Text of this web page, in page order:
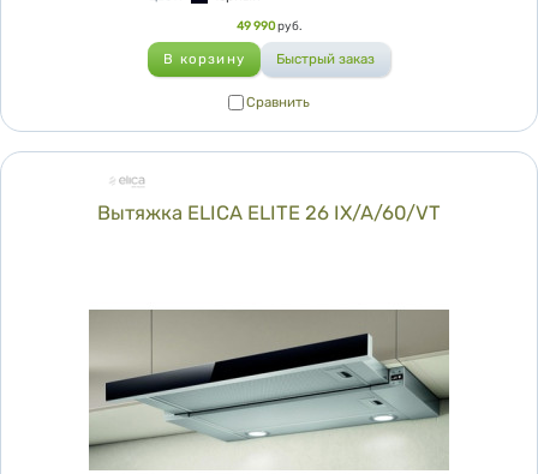
49 990 руб.
Сравнить
Вытяжка ELICA ELITE 26 IX/A/60/VT